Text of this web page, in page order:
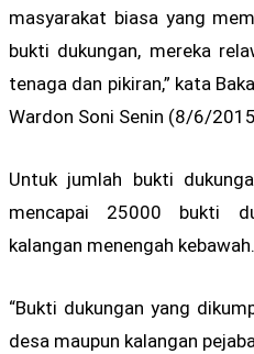
masyarakat biasa yang
bukti dukungan, mereka
tenaga dan pikiran,” kata
Wardon Soni Senin (8/6/
Untuk jumlah bukti
mencapai 25000 bukti
kalangan menengah kebawah.
“Bukti dukungan yang
desa maupun kalangan